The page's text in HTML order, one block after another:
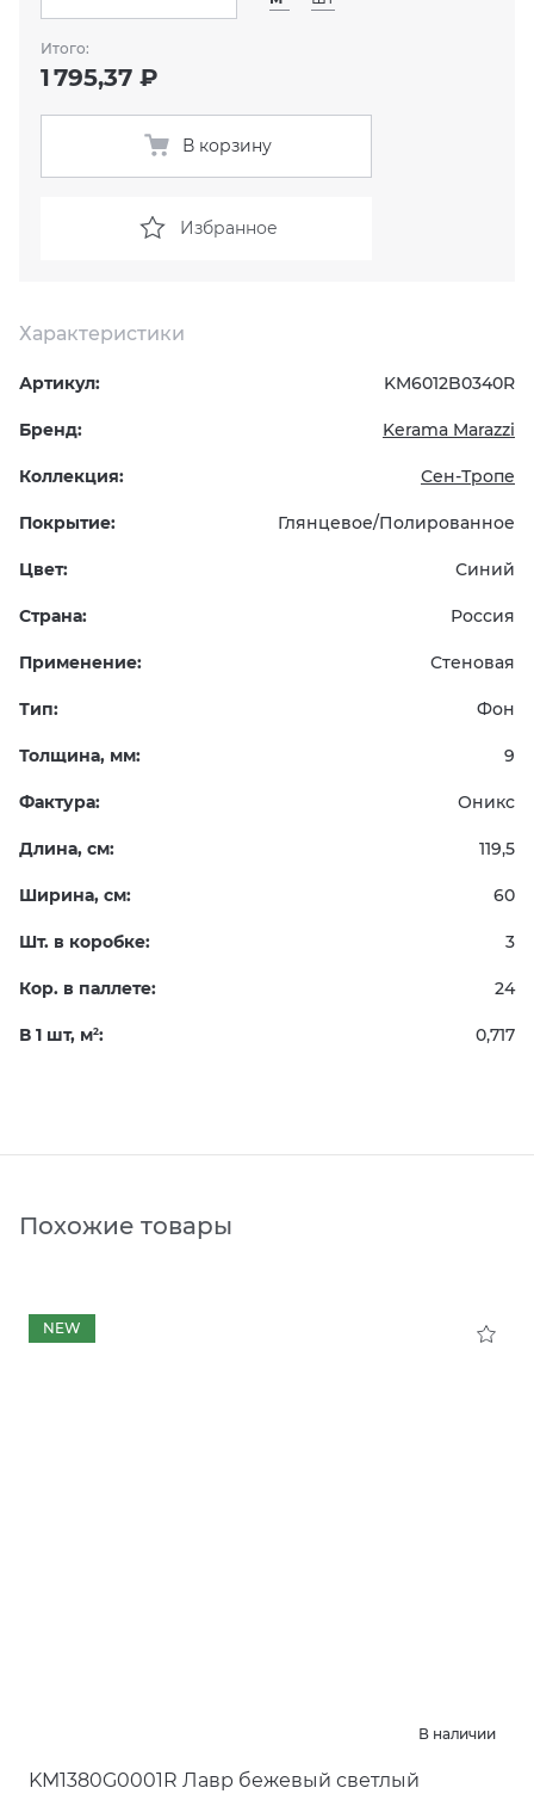
KERAMA MARAZZI
PAMESA
PERONDA
PORCELANOSA
УРАЛЬСКИЙ ГРАНИТ
XLIGHT XTONE URBATEK
XXL Pamesa
СМЕСИТЕЛИ
УНИТАЗЫ И ПИCCУАРЫ
Характеристики
Артикул: KM6012B0340R
Бренд: Kerama Marazzi
Коллекция: Сен-Тропе
Покрытие: Глянцевое/Полированное
Цвет: Синий
Страна: Россия
Применение: Стеновая
Тип: Фон
Толщина, мм: 9
Фактура: Оникс
Длина, см: 119,5
Ширина, см: 60
Шт. в коробке: 3
Кор. в паллете: 24
В 1 шт, м2: 0,717
Итого:
1 795,37 ₽
В корзину
Избранное
Похожие товары
NEW
В наличии
KM1380G0001R Лавр бежевый светлый